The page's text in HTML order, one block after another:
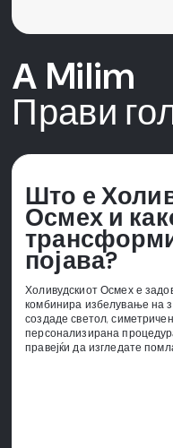
А Milim
Прави
Што е
Осмех и
појава?
Холивудскиот Осмех е
комбинира избелување на
создаде светол,
персонализирана
правејќи да изгледате